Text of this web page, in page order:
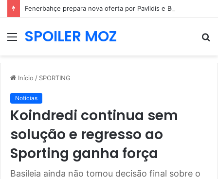
MenuSPOILER MOZ
Início / SPORTING
Notícias
Koindredi continua sem
solução e regresso ao
Sporting ganha força
Basileia ainda não tomou decisão final sobre o